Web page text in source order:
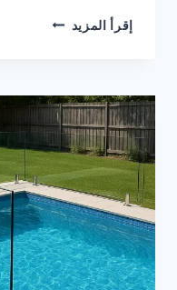
إقرأ المزيد الابواب